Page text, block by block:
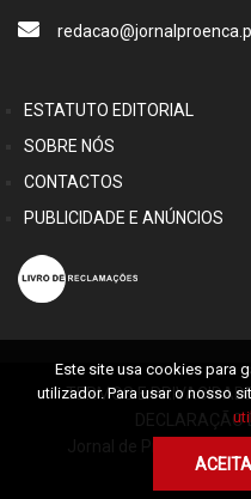
ESTATUTO EDITORIAL
SOBRE NÓS
CONTACTOS
PUBLICIDADE E ANÚNCIOS
TERMOS E
DECLARAÇÃO
Este site usa cookies para
utilizador. Para usar o nosso